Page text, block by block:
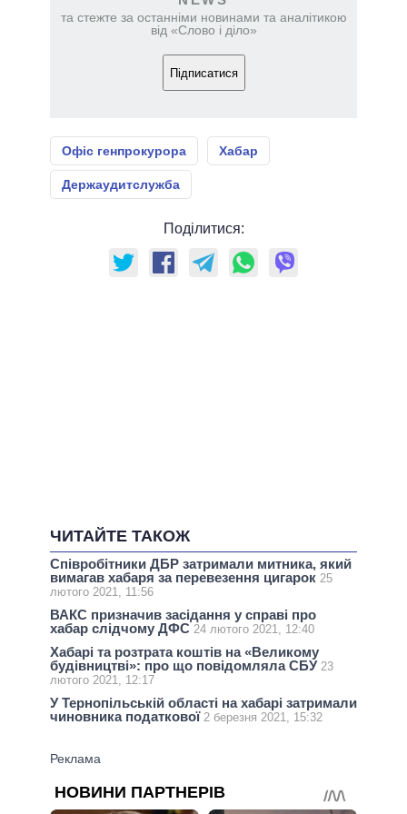
та стежте за останніми новинами та аналітикою
від «Слово і діло»
Підписатися
Офіс генпрокурора Хабар
Держаудитслужба
Поділитися:
ЧИТАЙТЕ ТАКОЖ
Співробітники ДБР затримали митника, який
вимагав хабаря за перевезення цигарок 25
лютого 2021, 11:56
ВАКС призначив засідання у справі про
хабар слідчому ДФС 24 лютого 2021, 12:40
Хабарі та розтрата коштів на «Великому
будівництві»: про що повідомляла СБУ 23
лютого 2021, 12:17
У Тернопільській області на хабарі затримали
чиновника податкової 2 березня 2021, 15:32